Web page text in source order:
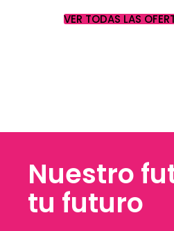
VER TODAS LAS
Nuestro
tu futuro